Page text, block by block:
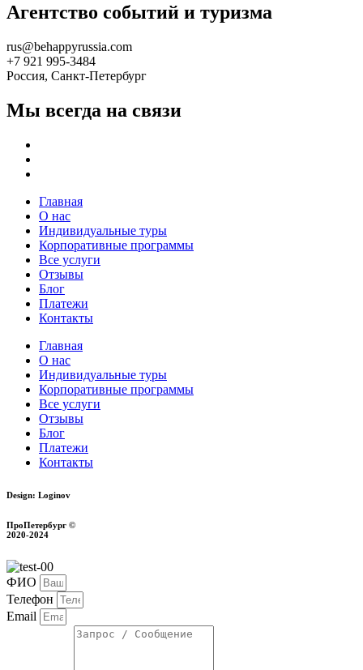
Агентство событий и туризма
rus@behappyrussia.com
+7 921 995-3484
Россия, Санкт-Петербург
Мы всегда на связи
Главная
О нас
Индивидуальные туры
Корпоративные программы
Все услуги
Отзывы
Блог
Платежи
Контакты
Главная
О нас
Индивидуальные туры
Корпоративные программы
Все услуги
Отзывы
Блог
Платежи
Контакты
Design: Loginov
ПроПетербург ©
2020-2024
ФИО
Телефон
Email